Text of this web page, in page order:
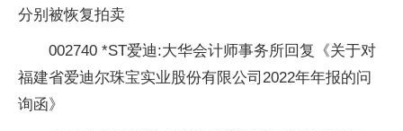
分别被恢复拍卖
002740 *ST爱迪:大华会计师事务所回复《关于对
福建省爱迪尔珠宝实业股份有限公司2022年年报的问
询函》